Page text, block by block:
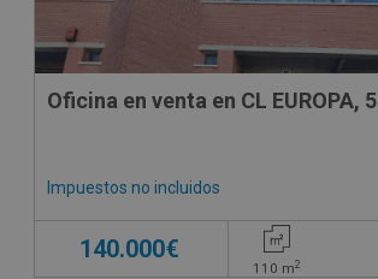
Oficina en venta en CL EUROPA, 5
Impuestos no incluidos
140.000€
110 m2